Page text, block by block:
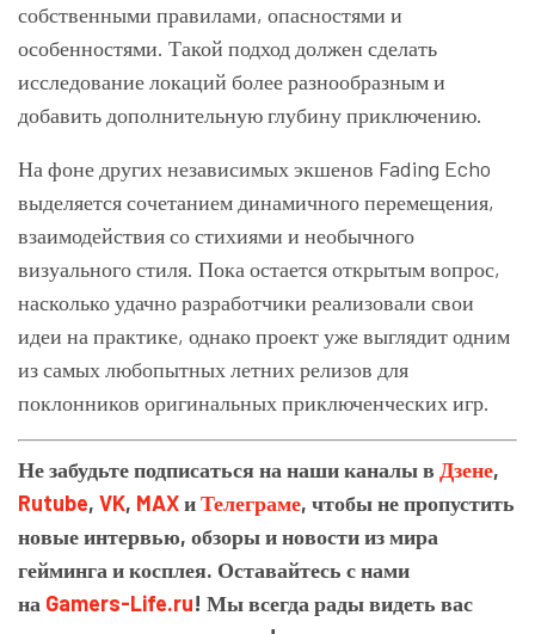
собственными правилами, опасностями и
особенностями. Такой подход должен сделать
исследование локаций более разнообразным и
добавить дополнительную глубину приключению.
На фоне других независимых экшенов Fading Echo
выделяется сочетанием динамичного перемещения,
взаимодействия со стихиями и необычного
визуального стиля. Пока остается открытым вопрос,
насколько удачно разработчики реализовали свои
идеи на практике, однако проект уже выглядит одним
из самых любопытных летних релизов для
поклонников оригинальных приключенческих игр.
Не забудьте подписаться на наши каналы в Дзене,
Rutube, VK, MAXиТелеграме, чтобы не пропустить
новые интервью, обзоры и новости из мира
гейминга и косплея. Оставайтесь с нами
на Gamers-Life.ru! Мы всегда рады видеть вас